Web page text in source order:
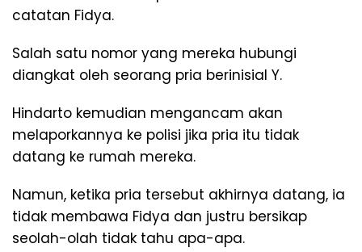
catatan Fidya.
Salah satu nomor yang mereka hubungi
diangkat oleh seorang pria berinisial Y.
Hindarto kemudian mengancam akan
melaporkannya ke polisi jika pria itu tidak
datang ke rumah mereka.
Namun, ketika pria tersebut akhirnya datang, ia
tidak membawa Fidya dan justru bersikap
seolah-olah tidak tahu apa-apa.